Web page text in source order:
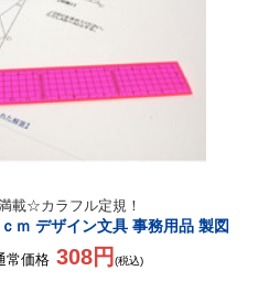
載☆カラフル定規！
ｍ デザイン文具 事務用品 製図
常価格 308円(税込)